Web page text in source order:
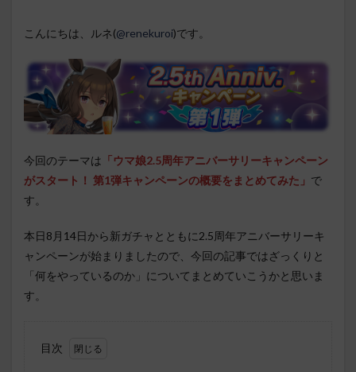
こんにちは、ルネ(@renekuroi)です。
今回のテーマは 「ウマ娘2.5周年アニバーサリーキャンペーン
がスタート！ 第1弾キャンペーンの概要をまとめてみた」 で
す。
本日8月14日から新ガチャとともに2.5周年アニバーサリーキ
ャンペーンが始まりましたので、今回の記事ではざっくりと
「何をやっているのか」についてまとめていこうかと思いま
す。
目次